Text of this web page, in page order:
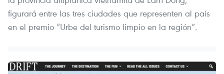
figurará entre las tres ciudades que representen al país
en el premio “Urbe del turismo limpio en la región”.